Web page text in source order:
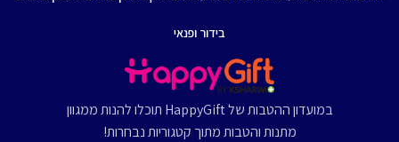
בידור ופנאי
במועדון ההטבות של HappyGift תוכלו להנות ממגוון
מתנות והטבות מתוך קטגוריות נבחרות!